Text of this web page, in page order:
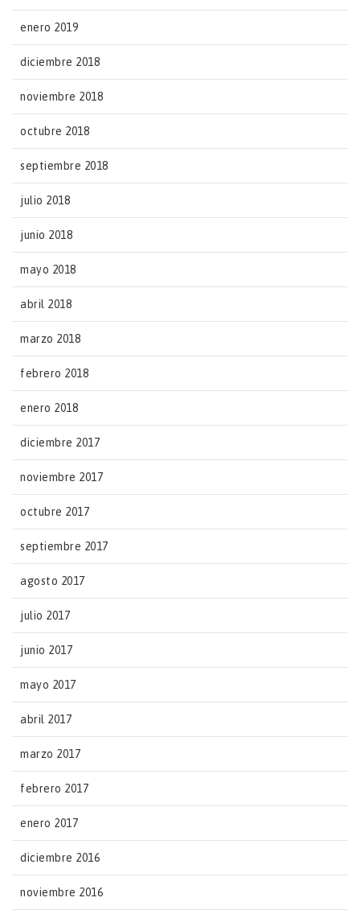
enero 2019
diciembre 2018
noviembre 2018
octubre 2018
septiembre 2018
julio 2018
junio 2018
mayo 2018
abril 2018
marzo 2018
febrero 2018
enero 2018
diciembre 2017
noviembre 2017
octubre 2017
septiembre 2017
agosto 2017
julio 2017
junio 2017
mayo 2017
abril 2017
marzo 2017
febrero 2017
enero 2017
diciembre 2016
noviembre 2016